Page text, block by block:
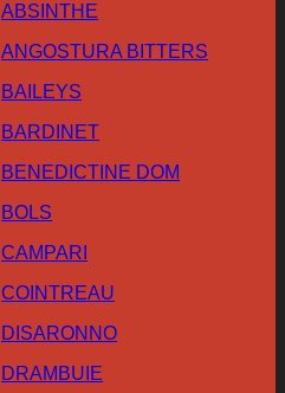
ABSINTHE
ANGOSTURA BITTERS
BAILEYS
BARDINET
BENEDICTINE DOM
BOLS
CAMPARI
COINTREAU
DISARONNO
DRAMBUIE